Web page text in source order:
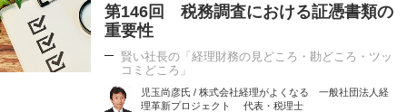
第146回 税務調査における証憑書類の
重要性
賢い社長の「経理財務の見どころ・勘どころ・ツッ
コミどころ」
児玉尚彦氏 / 株式会社経理がよくなる 一般社団法人経
理革新プロジェクト 代表・税理士